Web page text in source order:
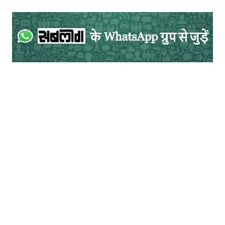
नाराजगी से जोड़ा जाता है।
जैसा कि पूर्व में कहा गया हैए देवदासी प्रथा धर्म की
आड़ में चलाई जाने वाली एक प्रकार की वेश्यावृत्ति